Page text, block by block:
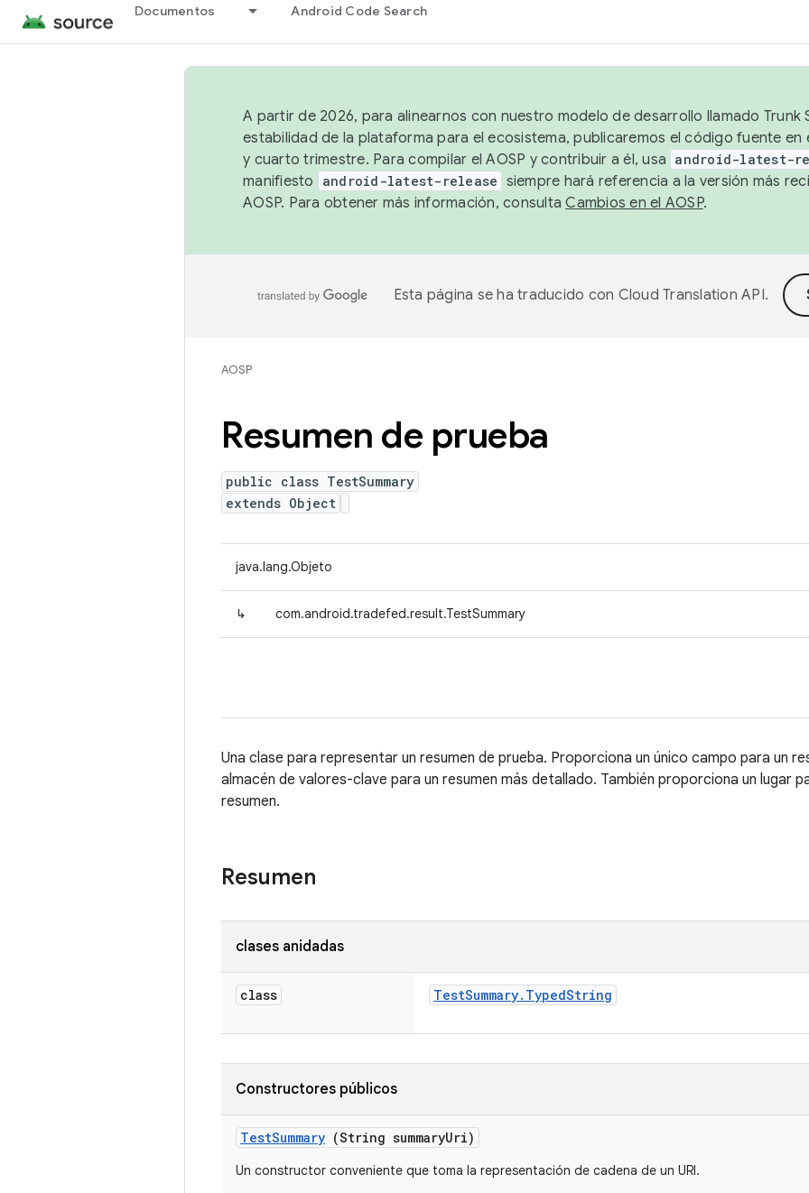
Documentos Android Code Search
A partir de 2026, para alinearnos con nuestro modelo de desarrollo llamado Trunk
estabilidad de la plataforma para el ecosistema, publicaremos el código fuente en
y cuarto trimestre. Para compilar el AOSP y contribuir a él, usa android-latest-
manifiesto android-latest-release siempre hará referencia a la versión más
AOSP. Para obtener más información, consultaCambios en el AOSP.
Esta página se ha traducido con Cloud Translation API.
AOSP
Resumen de prueba
public class TestSummary
extends Object
java.lang.Objeto
↳ com.android.tradefed.result.TestSummary
Una clase para representar un resumen de prueba. Proporciona un único campo para un
almacén de valores-clave para un resumen más detallado. También proporciona un lugar
resumen.
Resumen
clases anidadas
class TestSummary. TypedString
Constructores públicos
TestSummary (String summaryUri)
Un constructor conveniente que toma la representación de cadena de un URI.